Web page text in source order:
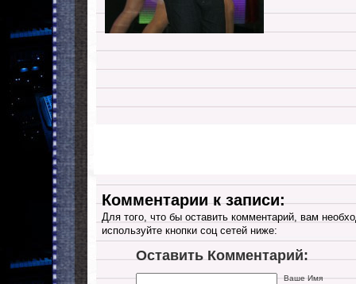
Комментарии к записи:
Для того, что бы оставить комментарий, вам
используйте кнопки соц сетей ниже:
Оставить Комментарий:
Ваше Имя